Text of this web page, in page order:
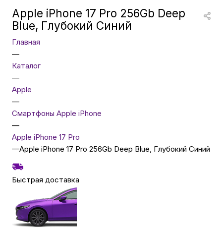
Умные кольца
Товары для детей
Apple iPhone 17 Pro 256Gb Deep
Blue, Глубокий Синий
Главная
—
Каталог
—
Apple
—
Смартфоны Apple iPhone
—
Apple iPhone 17 Pro
—Apple iPhone 17 Pro 256Gb Deep Blue, Глубокий Синий
Быстрая доставка